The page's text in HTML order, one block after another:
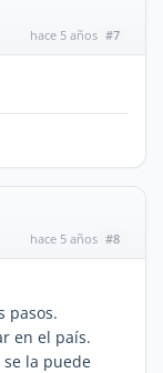
hace 5 años #7
hace 5 años #8
pasos.
en el país.
la puede